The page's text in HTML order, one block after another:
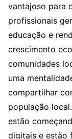
vantajoso para
profissionais
educação e
crescimento
comunidades
uma
compartilhar
população
estão
digitais e estão